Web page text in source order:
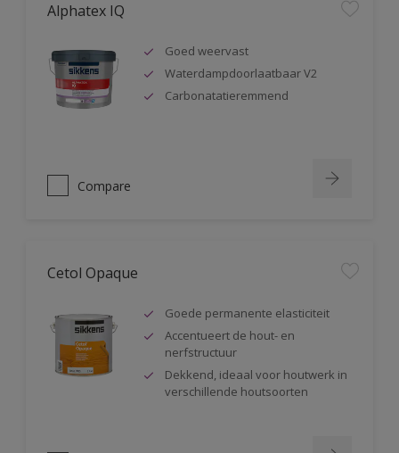
Alphatex IQ
Goed weervast
Waterdampdoorlaatbaar V2
Carbonatatieremmend
Compare
Cetol Opaque
Goede permanente elasticiteit
Accentueert de hout- en
nerfstructuur
Dekkend, ideaal voor houtwerk in
verschillende houtsoorten